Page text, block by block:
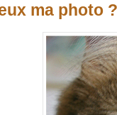
ma photo ?